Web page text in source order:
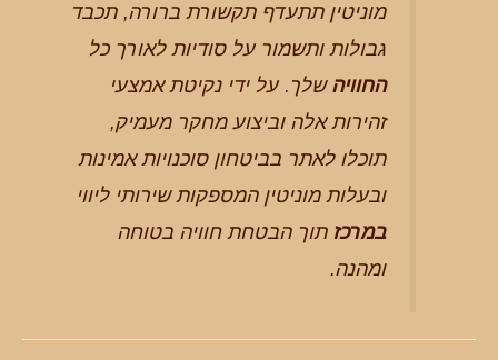
מוניטין תתעדף תקשורת ברורה, תכבד
גבולות ותשמור על סודיות לאורך כל
החוויה שלך. על ידי נקיטת אמצעי
זהירות אלה וביצוע מחקר מעמיק,
תוכלו לאתר בביטחון סוכנויות אמינות
ובעלות מוניטין המספקות שירותי ליווי
במרכז תוך הבטחת חוויה בטוחה
ומהנה.